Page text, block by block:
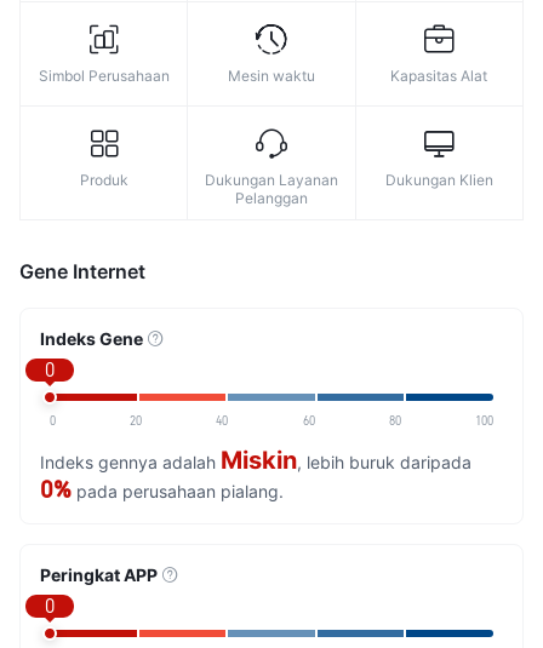
Simbol Perusahaan Mesin waktu Kapasitas Alat
Produk
Dukungan Layanan
Pelanggan
Dukungan Klien
Gene Internet
Indeks Gene
0
0 20 40 60 80 100
Indeks gennya adalah Miskin, lebih buruk daripada
0% pada perusahaan pialang.
Peringkat APP
0